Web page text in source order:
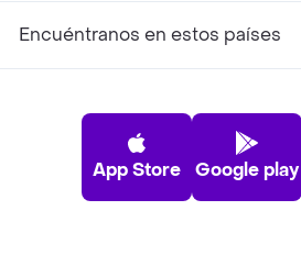
Encuéntranos en estos países
App Store Google play